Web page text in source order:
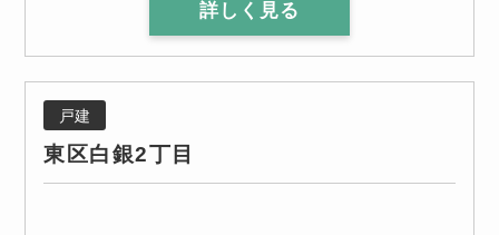
詳しく見る
戸建
東区白銀2丁目